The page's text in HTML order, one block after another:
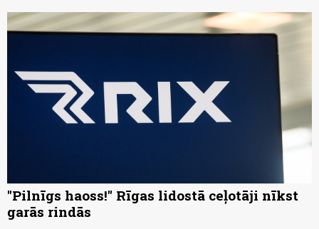
"Pilnīgs haoss!" Rīgas lidostā ceļotāji nīkst
garās rindās